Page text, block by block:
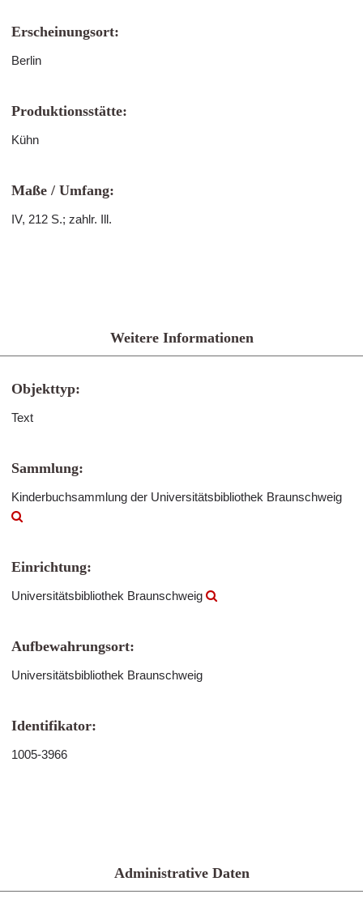
Erscheinungsort:
Berlin
Produktionsstätte:
Kühn
Maße / Umfang:
IV, 212 S.; zahlr. Ill.
Weitere Informationen
Objekttyp:
Text
Sammlung:
Kinderbuchsammlung der Universitätsbibliothek Braunschweig
Einrichtung:
Universitätsbibliothek Braunschweig
Aufbewahrungsort:
Universitätsbibliothek Braunschweig
Identifikator:
1005-3966
Administrative Daten